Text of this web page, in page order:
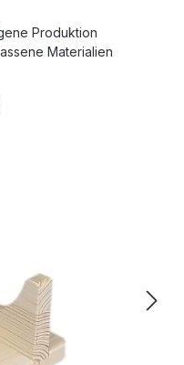
Produktion
Materialien